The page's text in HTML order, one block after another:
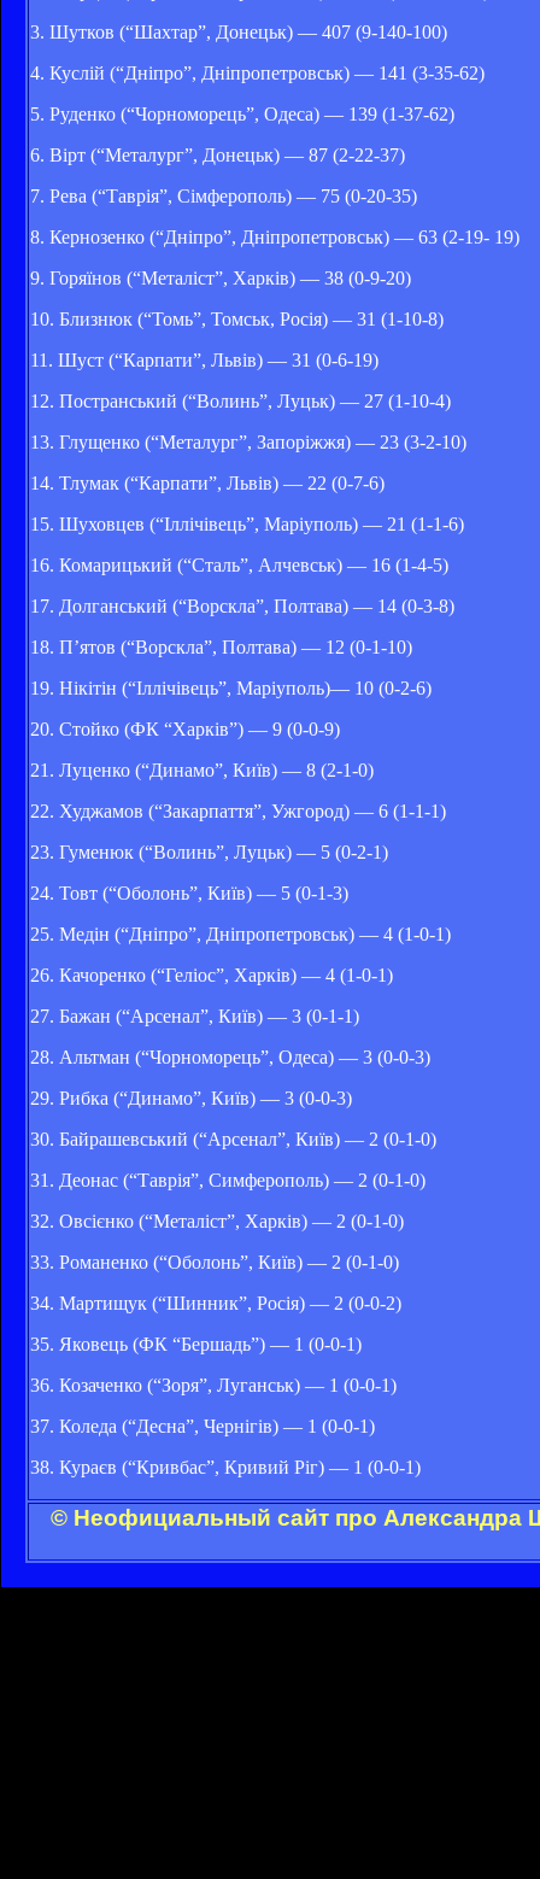
3. Шутков (“Шахтар”, Донецьк) — 407 (9-140-100)
4. Куслій (“Дніпро”, Дніпропетровськ) — 141 (3-35-62)
5. Руденко (“Чорноморець”, Одеса) — 139 (1-37-62)
6. Вірт (“Металург”, Донецьк) — 87 (2-22-37)
7. Рева (“Таврія”, Сімферополь) — 75 (0-20-35)
8. Кернозенко (“Дніпро”, Дніпропетровськ) — 63 (2-19- 19)
9. Горяїнов (“Металіст”, Харків) — 38 (0-9-20)
10. Близнюк (“Томь”, Томськ, Росія) — 31 (1-10-8)
11. Шуст (“Карпати”, Львів) — 31 (0-6-19)
12. Постранський (“Волинь”, Луцьк) — 27 (1-10-4)
13. Глущенко (“Металург”, Запоріжжя) — 23 (3-2-10)
14. Тлумак (“Карпати”, Львів) — 22 (0-7-6)
15. Шуховцев (“Іллічівець”, Маріуполь) — 21 (1-1-6)
16. Комарицький (“Сталь”, Алчевськ) — 16 (1-4-5)
17. Долганський (“Ворскла”, Полтава) — 14 (0-3-8)
18. П’ятов (“Ворскла”, Полтава) — 12 (0-1-10)
19. Нікітін (“Іллічівець”, Маріуполь)— 10 (0-2-6)
20. Стойко (ФК “Харків”) — 9 (0-0-9)
21. Луценко (“Динамо”, Київ) — 8 (2-1-0)
22. Худжамов (“Закарпаття”, Ужгород) — 6 (1-1-1)
23. Гуменюк (“Волинь”, Луцьк) — 5 (0-2-1)
24. Товт (“Оболонь”, Київ) — 5 (0-1-3)
25. Медін (“Дніпро”, Дніпропетровськ) — 4 (1-0-1)
26. Качоренко (“Геліос”, Харків) — 4 (1-0-1)
27. Бажан (“Арсенал”, Київ) — 3 (0-1-1)
28. Альтман (“Чорноморець”, Одеса) — 3 (0-0-3)
29. Рибка (“Динамо”, Київ) — 3 (0-0-3)
30. Байрашевський (“Арсенал”, Київ) — 2 (0-1-0)
31. Деонас (“Таврія”, Симферополь) — 2 (0-1-0)
32. Овсієнко (“Металіст”, Харків) — 2 (0-1-0)
33. Романенко (“Оболонь”, Київ) — 2 (0-1-0)
34. Мартищук (“Шинник”, Росія) — 2 (0-0-2)
35. Яковець (ФК “Бершадь”) — 1 (0-0-1)
36. Козаченко (“Зоря”, Луганськ) — 1 (0-0-1)
37. Коледа (“Десна”, Чернігів) — 1 (0-0-1)
38. Кураєв (“Кривбас”, Кривий Ріг) — 1 (0-0-1)
© Неофициальный сайт про Александра